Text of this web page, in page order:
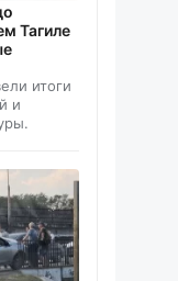
Тагиле
итоги
и